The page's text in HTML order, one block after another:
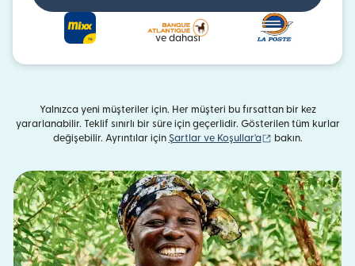
ve dahası
Yalnızca yeni müşteriler için. Her müşteri bu fırsattan bir kez
yararlanabilir. Teklif sınırlı bir süre için geçerlidir. Gösterilen tüm kurlar
değişebilir. Ayrıntılar için Şartlar ve Koşullar'a (yeni pencerede
bakın.